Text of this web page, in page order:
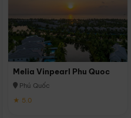
Melia Vinpearl Phu Quoc
Phú Quốc
★ 5.0